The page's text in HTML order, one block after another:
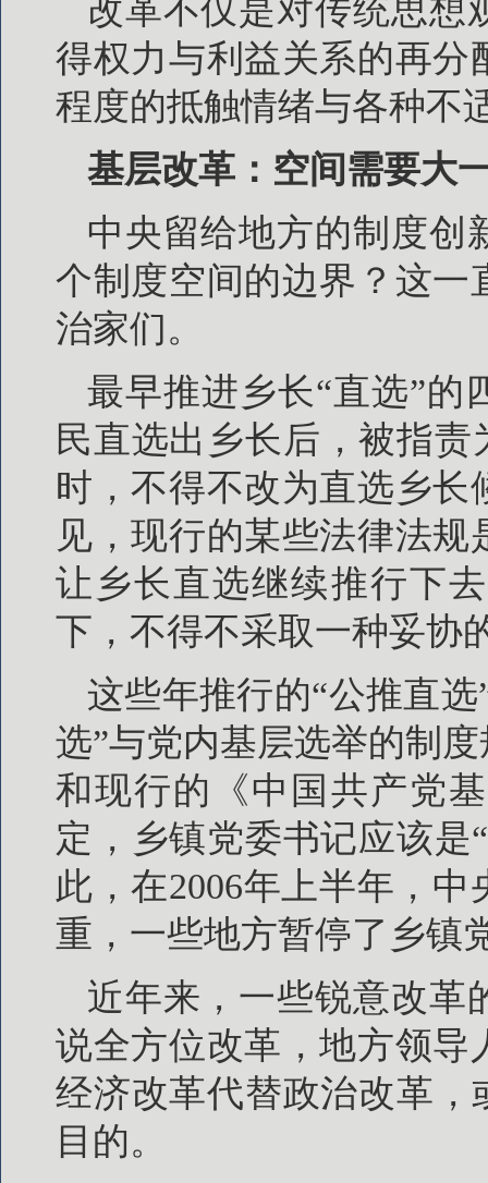
改革不仅是对传统思想
得权力与利益关系的再分
程度的抵触情绪与各种不
基层改革：空间需要大
中央留给地方的制度创
个制度空间的边界？这一
治家们。
最早推进乡长“直选”的
民直选出乡长后，被指责
时，不得不改为直选乡
见，现行的某些法律法
让乡长直选继续推行下
下，不得不采取一种妥协
这些年推行的“公推直
选”与党内基层选举的制
和现行的《中国共产党
定，乡镇党委书记应该是
此，在2006年上半年，
重，一些地方暂停了乡镇
近年来，一些锐意改革
说全方位改革，地方领导
经济改革代替政治改革，
目的。